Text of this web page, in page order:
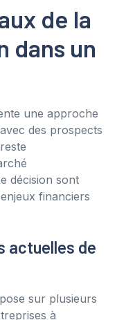
de la
dans un
une approche
des prospects
décision sont
financiers
actuelles de
sur plusieurs
à